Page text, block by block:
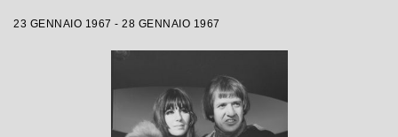
23 GENNAIO 1967 - 28 GENNAIO 1967